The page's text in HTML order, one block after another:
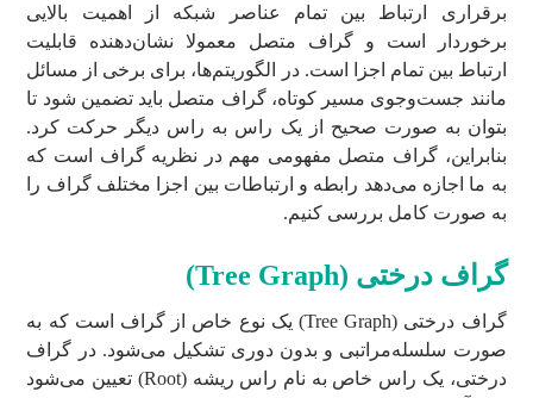
برقراری ارتباط بین تمام عناصر شبکه از اهمیت بالایی
برخوردار است و گراف متصل معمولا نشان‌دهنده قابلیت
ارتباط بین تمام اجزا است. در الگوریتم‌ها، برای برخی از مسائل
مانند جست‌وجوی مسیر کوتاه، گراف متصل باید تضمین شود تا
بتوان به صورت صحیح از یک راس به راس دیگر حرکت کرد.
بنابراین، گراف متصل مفهومی مهم در نظریه گراف است که
به ما اجازه می‌دهد رابطه و ارتباطات بین اجزا مختلف گراف را
به صورت کامل بررسی کنیم.
گراف درختی (Tree Graph
)
گراف درختی (Tree Graph) یک نوع خاص از گراف است که به
صورت سلسله‌مراتبی و بدون دوری تشکیل می‌شود. در گراف
درختی، یک راس خاص به نام راس ریشه (Root) تعیین می‌شود